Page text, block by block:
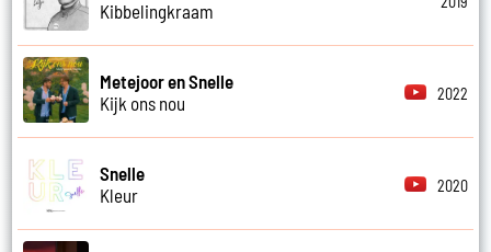
Kibbelingkraam
Metejoor en Snelle
Kijk ons nou
2022
Snelle
Kleur
2020